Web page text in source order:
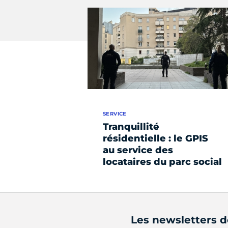
Tranquillité
résidentielle : le GPIS
au service des
locataires du parc social
SERVICE
Les newsletters